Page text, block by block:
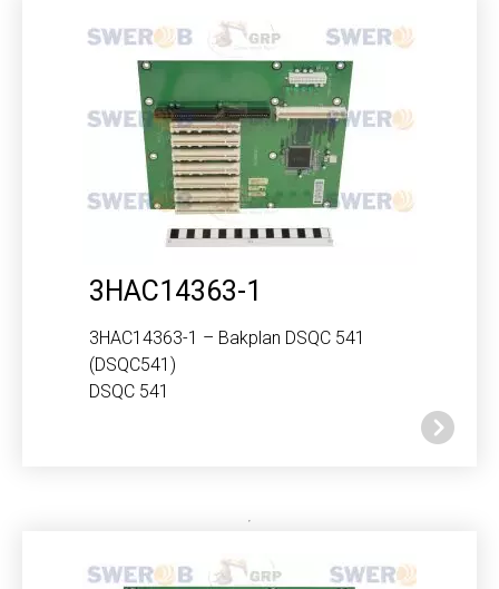
3HAC14363-1
3HAC14363-1 – Bakplan DSQC 541
(DSQC541)
DSQC 541